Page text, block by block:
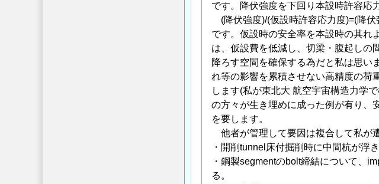
です。降伏強度を下回り本設時許容応
(降伏強度)/(仮設時許容応力度)=(降伏
です。仮設時の安全率を本設時の其れ
は、仮設費を低減し、切梁・腹起しの
降ろす空間を確保する為だと私は思い
れ等の影響を累積させない高精度の荷
します(私が東北大 航空宇宙構造力学
の方々が生き埋めに成った例が有り、
を要します。
他者が管理して要因は複合して私が
・開削tunnel床付掘削時に中間杭が浮
・鋼製segmentのbolt締結について、
る。